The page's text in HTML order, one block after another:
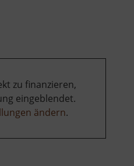
zu finanzieren,
eingeblendet.
ändern.